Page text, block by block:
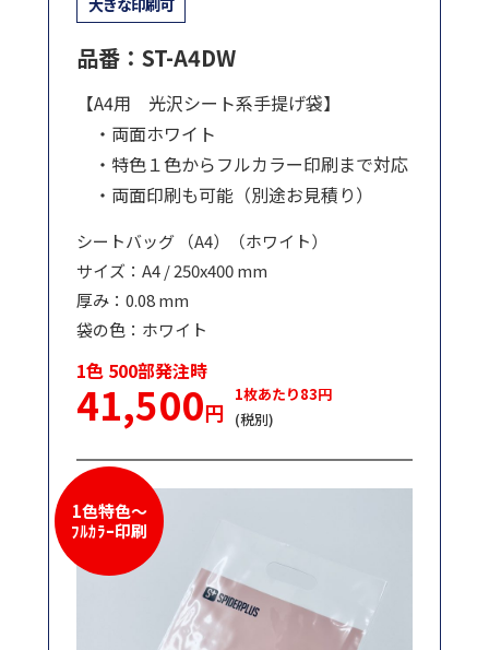
品番：ST-A4DW
【A4用 光沢シート系手提げ袋】
・両面ホワイト
・特色１色からフルカラー印刷まで対応
・両面印刷も可能（別途お見積り）
シートバッグ （A4）（ホワイト）
サイズ：A4 / 250x400 mm
厚み：0.08 mm
袋の色：ホワイト
1色 500部発注時
41,500円
1枚あたり83円
(税別)
1色特色～
ﾌﾙｶﾗｰ印刷